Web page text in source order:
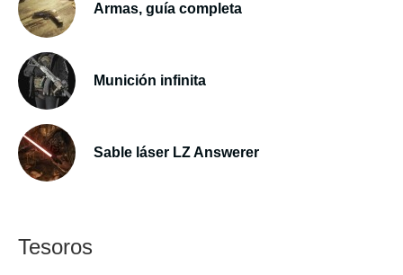
Armas, guía completa
Munición infinita
Sable láser LZ Answerer
Tesoros